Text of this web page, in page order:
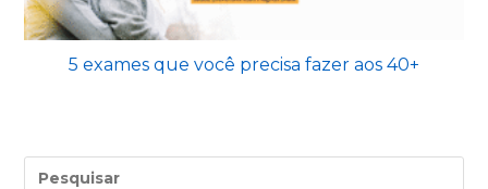
5 exames que você precisa fazer aos 40+